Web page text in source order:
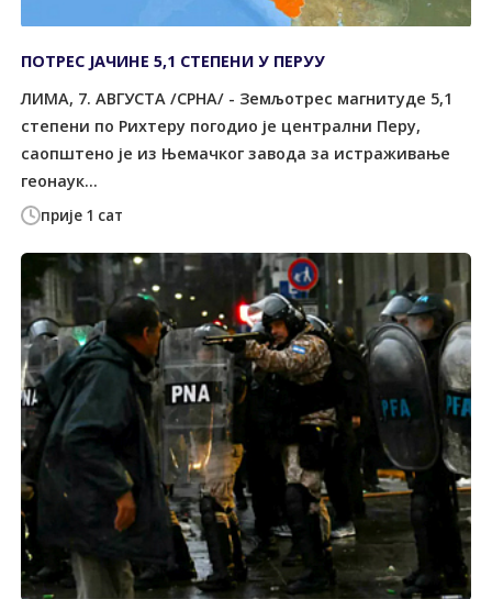
прије 1 сат
ПОТРЕС ЈАЧИНЕ 5,1 СТЕПЕНИ У ПЕРУУ
ЛИМА, 7. АВГУСТА /СРНА/ - Земљотрес магнитуде 5,1
степени по Рихтеру погодио је централни Перу,
саопштено је из Њемачког завода за истраживање
геонаук...